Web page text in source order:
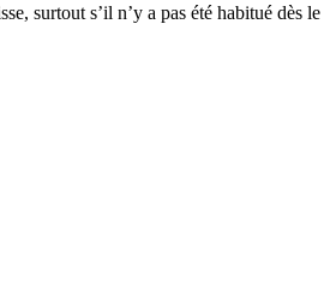
surtout s’il n’y a pas été habitué dès le